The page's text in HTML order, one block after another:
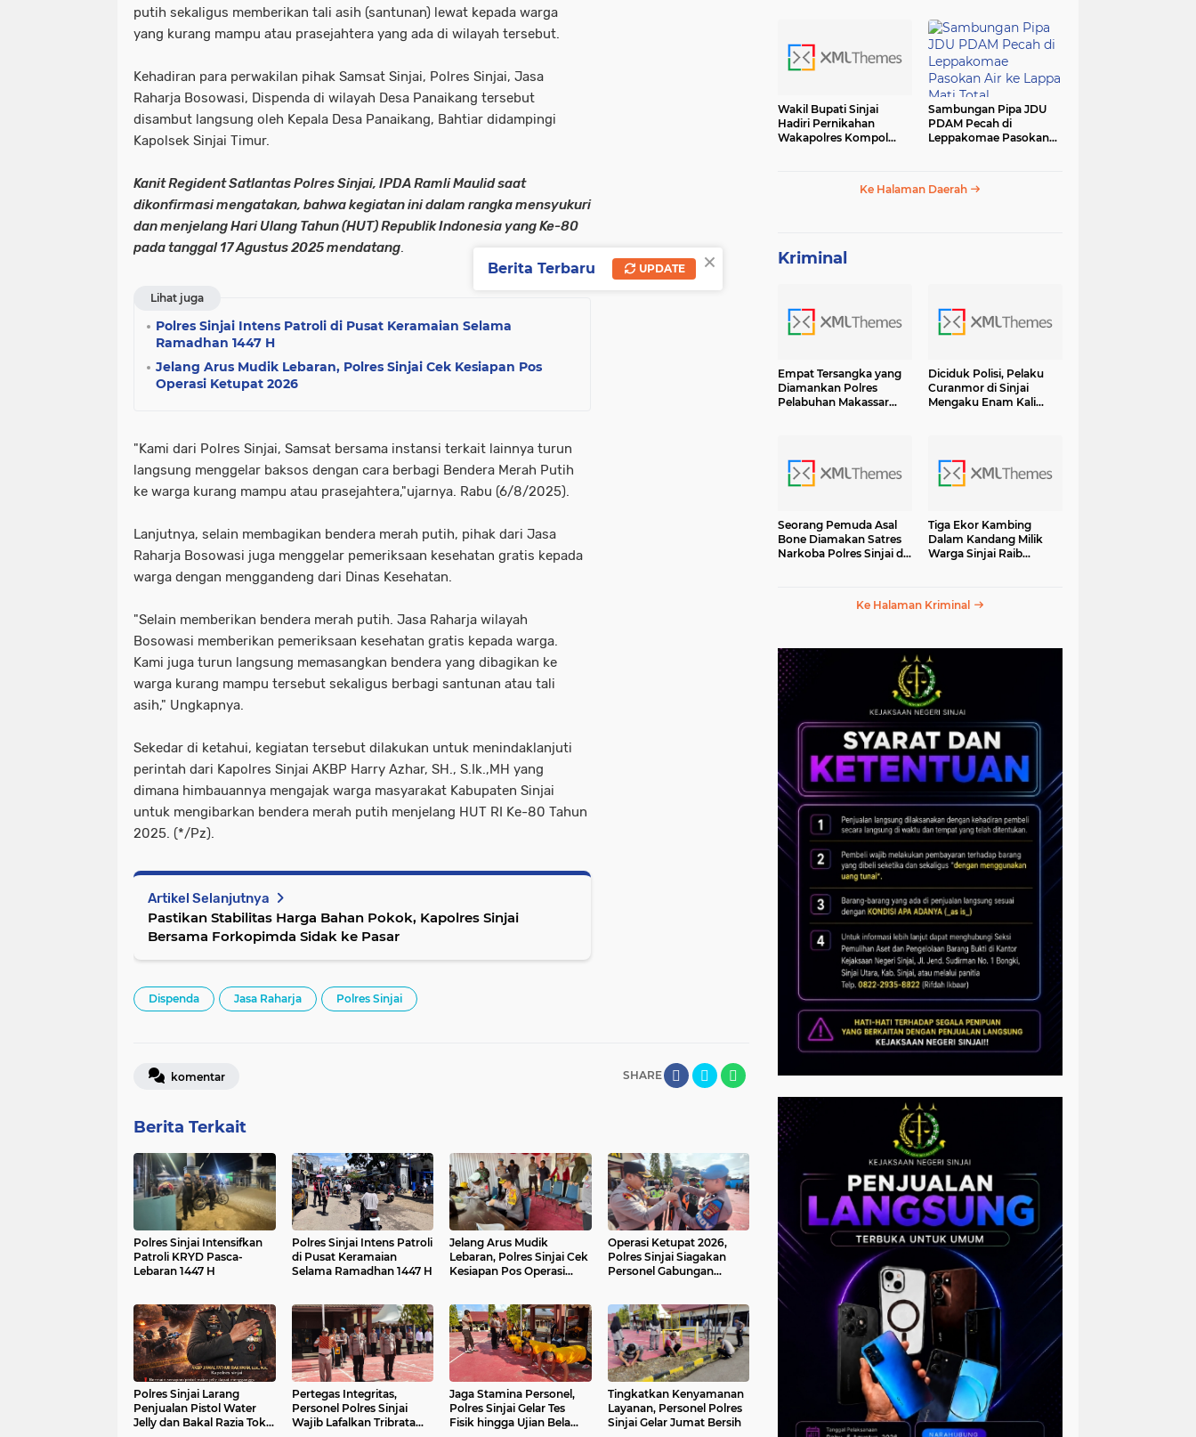
putih sekaligus memberikan tali asih (santunan) lewat kepada warga
yang kurang mampu atau prasejahtera yang ada di wilayah tersebut.
Kehadiran para perwakilan pihak Samsat Sinjai, Polres Sinjai, Jasa
Raharja Bosowasi, Dispenda di wilayah Desa Panaikang tersebut
disambut langsung oleh Kepala Desa Panaikang, Bahtiar didampingi
Kapolsek Sinjai Timur.
Kanit Regident Satlantas Polres Sinjai, IPDA Ramli Maulid saat
dikonfirmasi mengatakan, bahwa kegiatan ini dalam rangka mensyukuri
dan menjelang Hari Ulang Tahun (HUT) Republik Indonesia yang Ke-80
pada tanggal 17 Agustus 2025 mendatang
Lihat juga
Polres Sinjai Intens Patroli di Pusat Keramaian Selama
Ramadhan 1447 H
Jelang Arus Mudik Lebaran, Polres Sinjai Cek Kesiapan Pos
Operasi Ketupat 2026
"Kami dari Polres Sinjai, Samsat bersama instansi terkait lainnya turun
langsung menggelar baksos dengan cara berbagi Bendera Merah Putih
ke warga kurang mampu atau prasejahtera,"ujarnya. Rabu (6/8/2025).
Lanjutnya, selain membagikan bendera merah putih, pihak dari Jasa
Raharja Bosowasi juga menggelar pemeriksaan kesehatan gratis kepada
warga dengan menggandeng dari Dinas Kesehatan.
"Selain memberikan bendera merah putih. Jasa Raharja wilayah
Bosowasi memberikan pemeriksaan kesehatan gratis kepada warga.
Kami juga turun langsung memasangkan bendera yang dibagikan ke
warga kurang mampu tersebut sekaligus berbagi santunan atau tali
asih," Ungkapnya.
Sekedar di ketahui, kegiatan tersebut dilakukan untuk menindaklanjuti
perintah dari Kapolres Sinjai AKBP Harry Azhar, SH., S.Ik.,MH yang
dimana himbauannya mengajak warga masyarakat Kabupaten Sinjai
untuk mengibarkan bendera merah putih menjelang HUT RI Ke-80 Tahun
2025. (*/Pz).
Artikel Selanjutnya
Pastikan Stabilitas Harga Bahan Pokok, Kapolres Sinjai
Bersama Forkopimda Sidak ke Pasar
Dispenda Jasa Raharja Polres Sinjai
SHARE
komentar
Berita Terkait
Polres Sinjai Intensifkan
Patroli KRYD Pasca-
Lebaran 1447 H
Polres Sinjai Intens Patroli
di Pusat Keramaian
Selama Ramadhan 1447 H
Jelang Arus Mudik
Lebaran, Polres Sinjai Cek
Kesiapan Pos Operasi
Operasi Ketupat 2026,
Polres Sinjai Siagakan
Personel Gabungan
Polres Sinjai Larang
Penjualan Pistol Water
Jelly dan Bakal Razia Toko
Pertegas Integritas,
Personel Polres Sinjai
Wajib Lafalkan Tribrata
Jaga Stamina Personel,
Polres Sinjai Gelar Tes
Fisik hingga Ujian Bela
Tingkatkan Kenyamanan
Layanan, Personel Polres
Sinjai Gelar Jumat Bersih
Wakil Bupati Sinjai
Hadiri Pernikahan
Wakapolres Kompol
Sambungan Pipa JDU
PDAM Pecah di
Leppakomae Pasokan
Ke Halaman Daerah
Kriminal
Empat Tersangka yang
Diamankan Polres
Pelabuhan Makassar
Diciduk Polisi, Pelaku
Curanmor di Sinjai
Mengaku Enam Kali
Seorang Pemuda Asal
Bone Diamakan Satres
Narkoba Polres Sinjai di
Tiga Ekor Kambing
Dalam Kandang Milik
Warga Sinjai Raib
Ke Halaman Kriminal
×
Berita Terbaru UPDATE